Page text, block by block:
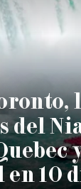
del
10